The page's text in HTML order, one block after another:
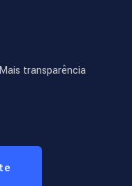
transparência